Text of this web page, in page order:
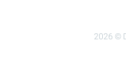
2026 ©